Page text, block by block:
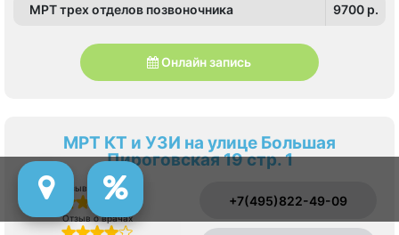
МРТ трех отделов позвоночника 9700 p.
Онлайн запись
МРТ КТ и УЗИ на улице Большая
Пироговская 19 стр. 1
Отзыв о сервисе
Отзыв о врачах
+7(495)822-49-09